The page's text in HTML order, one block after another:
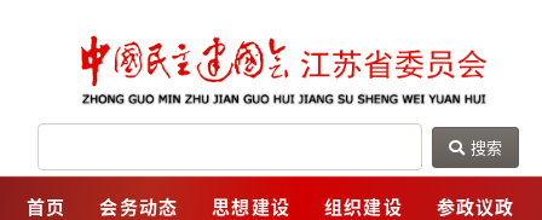
网
搜索
首页 会务动态 思想建设 组织建设 参政议政